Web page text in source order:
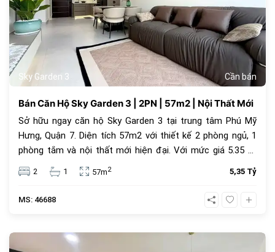
Sky Garden 3 Cần bán
Bán Căn Hộ Sky Garden 3 | 2PN | 57m2 | Nội Thất Mới
Sở hữu ngay căn hộ Sky Garden 3 tại trung tâm Phú Mỹ
Hưng, Quận 7. Diện tích 57m2 với thiết kế 2 phòng ngủ, 1
phòng tắm và nội thất mới hiện đại. Với mức giá 5.35 tỷ
đồng, đây là lựa chọn an cư lý tưởng hoặc đầu tư cho
thuê sinh lời cao trong cộng đồng văn minh.
2 1 57m2 5,35 Tỷ
MS: 46688